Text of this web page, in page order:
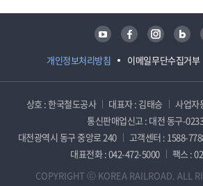
개인정보처리방침 이메일무단수집거부
유튜브 페이스북 인스타그램 블로그
상호 : 한국철도공사 대표자 : 김태승
사업자
통신판매업신고 : 대전 동구-
대전광역시 동구 중앙로 240
고객센터 : 1588-
대표전화 : 042-472-5000
팩스 :
COPYRIGHT ⓒ KOREA RAILROAD. ALL